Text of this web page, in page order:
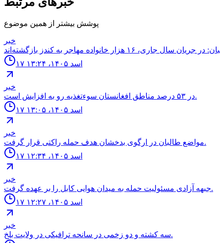
پوشش بیشتر از همین موضوع
خبر
۱۷ اسد ۱۴۰۵، ۱۳:۲۴
خبر
در ۵۳ درصد مناطق افغانستان سوءتغذیه رو به افزایش است.
۱۷ اسد ۱۴۰۵، ۱۳:۰۵
خبر
مواضع طالبان در ارگوى بدخشان هدف حمله راكتى قرار گرفت.
۱۷ اسد ۱۴۰۵، ۱۲:۳۴
خبر
جبهه آزادى مسئوليت حمله به ميدان هوايى كابل را بر عهده گرفت.
۱۷ اسد ۱۴۰۵، ۱۲:۲۷
خبر
سه كشته و دو زخمى در سانحه ترافيكى در ولايت بلخ.